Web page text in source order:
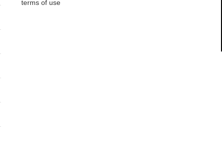
terms of use